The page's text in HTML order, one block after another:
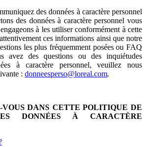
des données à caractère personnel
des données à caractère personnel vous
à les utiliser conformément à cette
ces informations ainsi que notre
les plus fréquemment posées ou FAQ
avez des questions ou des inquiétudes
à caractère personnel, veuillez nous
: donneesperso@loreal.com.
DANS CETTE POLITIQUE DE
DONNÉES À CARACTÈRE